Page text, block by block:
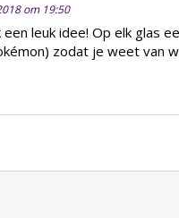
om 19:50
een leuk idee! Op elk glas
zodat je weet van